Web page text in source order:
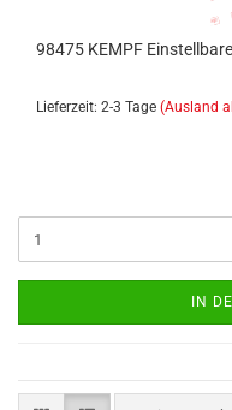
98475 KEMPF
Lieferzeit: 2-3 Tage (Ausland
IN